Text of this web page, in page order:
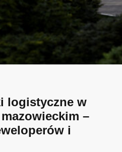
logistyczne w
–
i